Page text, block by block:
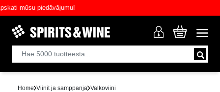
mūsu piedāvājumu!
Home Viinit ja samppanja Valkoviini